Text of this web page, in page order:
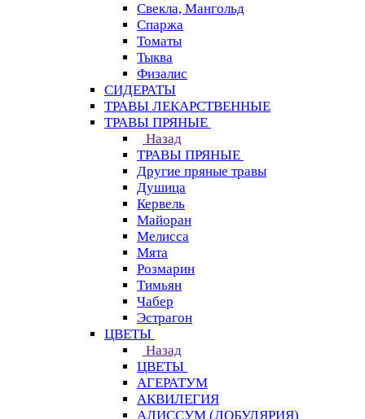
Свекла, Мангольд
Спаржа
Томаты
Тыква
Физалис
СИДЕРАТЫ
ТРАВЫ ЛЕКАРСТВЕННЫЕ
ТРАВЫ ПРЯНЫЕ
Назад
ТРАВЫ ПРЯНЫЕ
Другие пряные травы
Душица
Кервель
Майоран
Мелисса
Мята
Розмарин
Тимьян
Чабер
Эстрагон
ЦВЕТЫ
Назад
ЦВЕТЫ
АГЕРАТУМ
АКВИЛЕГИЯ
АЛИССУМ (ЛОБУЛЯРИЯ)